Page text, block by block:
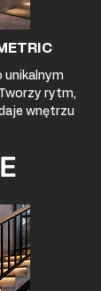
unikalnym
rytm,
wnętrzu